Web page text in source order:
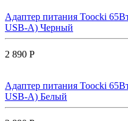
Адаптер питания Toocki
USB-A) Черный
2 890 Р
Адаптер питания Toocki
USB-A) Белый